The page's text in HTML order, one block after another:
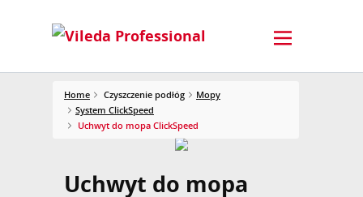
Home Czyszczenie podłóg
Mopy
System ClickSpeed
Uchwyt do mopa ClickSpeed
Uchwyt do mopa